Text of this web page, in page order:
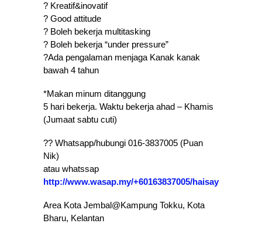
? Kreatif&inovatif
? Good attitude
? Boleh bekerja multitasking
? Boleh bekerja “under pressure”
?Ada pengalaman menjaga Kanak kanak
bawah 4 tahun
*Makan minum ditanggung
5 hari bekerja. Waktu bekerja ahad – Khamis
(Jumaat sabtu cuti)
?? Whatsapp/hubungi 016-3837005 (Puan
Nik)
atau whatssap
http://www.wasap.my/+60163837005/haisayanakkerja
Area Kota Jembal@Kampung Tokku, Kota
Bharu, Kelantan